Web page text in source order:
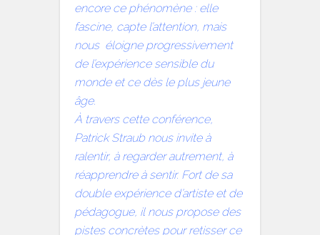
encore ce phénomène : elle
fascine, capte l’attention, mais
nous éloigne progressivement
de l’expérience sensible du
monde et ce dès le plus jeune
âge.
À travers cette conférence,
Patrick Straub nous invite à
ralentir, à regarder autrement, à
réapprendre à sentir. Fort de sa
double expérience d’artiste et de
pédagogue, il nous propose des
pistes concrètes pour retisser ce